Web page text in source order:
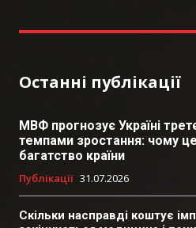
Останні публікації
МВФ прогнозує Україні
темпами зростання: чому
багатство країни
Публікації 31.07.2026
Скільки насправді коштує